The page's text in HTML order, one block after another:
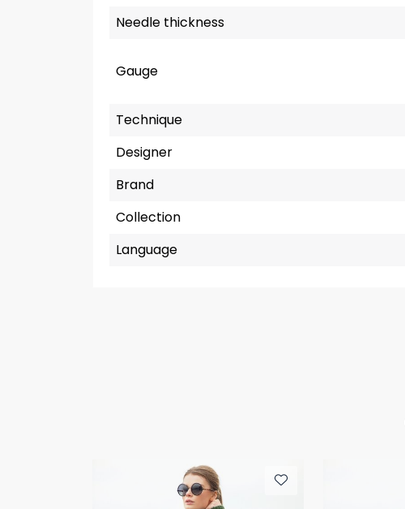
Needle thickness
Gauge
Technique
Designer
Brand
Collection
Language